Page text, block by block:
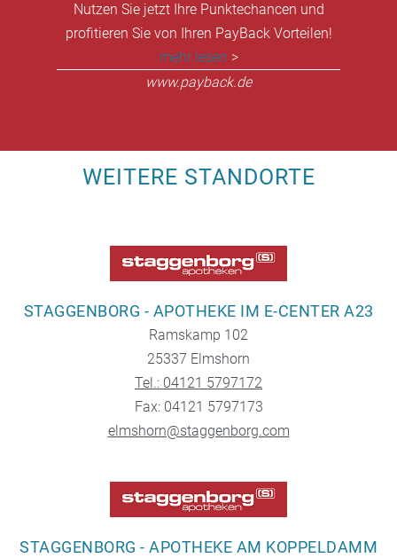
Nutzen Sie jetzt Ihre Punktechancen und
profitieren Sie von Ihren PayBack Vorteilen!
mehr lesen >
www.payback.de
WEITERE STANDORTE
STAGGENBORG - APOTHEKE IM E-CENTER A23
Ramskamp 102
25337 Elmshorn
Tel.: 04121 5797172
Fax: 04121 5797173
elmshorn@staggenborg.com
STAGGENBORG - APOTHEKE AM KOPPELDAMM